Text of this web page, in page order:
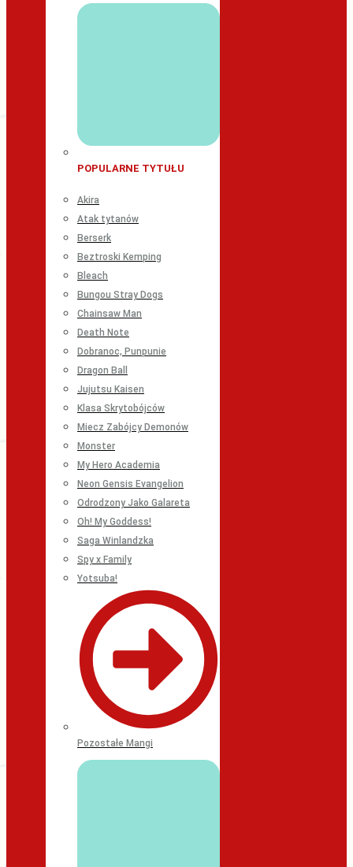
POPULARNE TYTUŁU
Akira
Atak tytanów
Berserk
Beztroski Kemping
Bleach
Bungou Stray Dogs
Chainsaw Man
Death Note
Dobranoc, Punpunie
Dragon Ball
Jujutsu Kaisen
Klasa Skrytobójców
Miecz Zabójcy Demonów
Monster
My Hero Academia
Neon Gensis Evangelion
Odrodzony Jako Galareta
Oh! My Goddess!
Saga Winlandzka
Spy x Family
Yotsuba!
Pozostałe Mangi